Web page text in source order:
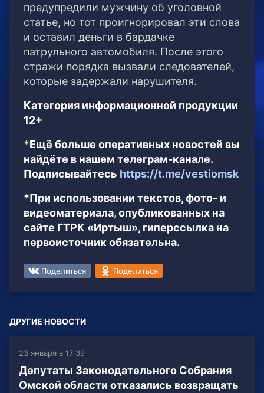
предупредили мужчину об уголовной
статье, но тот проигнорировал эти слова
и оставил деньги в бардачке
патрульного автомобиля. После этого
стражи порядка вызвали следователей,
которые задержали нарушителя.
Категория информационной продукции
12+
*Ещё больше оперативных новостей вы
найдёте в нашем телеграм-канале.
Подписывайтесь https://t.me/vestiomsk
*При использовании текстов, фото- и
видеоматериала, опубликованных на
сайте ГТРК «Иртыш», гиперссылка на
первоисточник обязательна.
Поделиться Поделиться
ДРУГИЕ НОВОСТИ
23 января в 17:39
Депутаты Законодательного Собрания
Омской области отказались возвращать